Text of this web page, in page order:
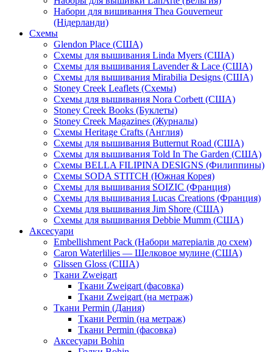
Набори для вишивання Thea Gouverneur
(Нідерланди)
Схемы
Glendon Place (США)
Схемы для вышивания Linda Myers (США)
Схемы для вышивания Lavender & Lace (США)
Схемы для вышивания Mirabilia Designs (США)
Stoney Creek Leaflets (Схемы)
Схемы для вышивания Nora Corbett (США)
Stoney Creek Books (Буклеты)
Stoney Creek Magazines (Журналы)
Схемы Heritage Crafts (Англия)
Схемы для вышивания Butternut Road (США)
Схемы для вышивания Told In The Garden (США)
Схемы BELLA FILIPINA DESIGNS (Филиппины)
Схемы SODA STITCH (Южная Корея)
Схемы для вышивания SOIZIC (Франция)
Схемы для вышивания Lucas Creations (Франция)
Схемы для вышивания Jim Shore (США)
Схемы для вышивания Debbie Mumm (США)
Аксесуари
Embellishment Pack (Набори матеріалів до схем)
Caron Waterlilies — Шелковое мулине (США)
Glissen Gloss (США)
Ткани Zweigart
Ткани Zweigart (фасовка)
Ткани Zweigart (на метраж)
Ткани Permin (Дания)
Ткани Permin (на метраж)
Ткани Permin (фасовка)
Аксесуари Bohin